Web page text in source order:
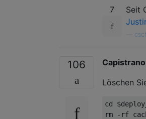
7 Seit
106
Löschen
cd
rm -rf